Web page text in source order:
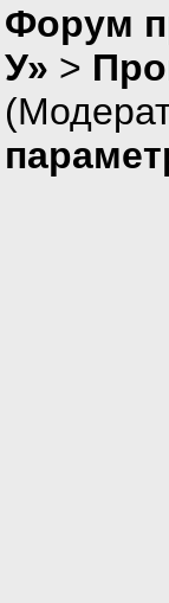
Форум
У» >